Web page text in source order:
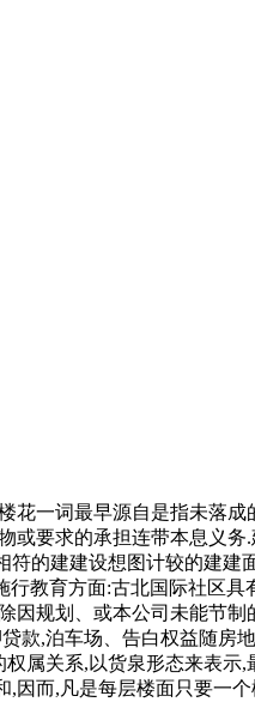
一词最早源自是指未落成
要求的承担连带本息义
的建建设想图计较的建
教育方面:古北国际社区
规划、或本公司未能节
款,泊车场、告白权益随
属关系,以货泉形态来表
因而,凡是每层楼面只要一